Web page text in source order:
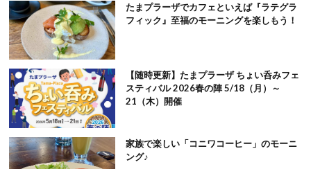
たまプラーザでカフェといえば『ラテグラ
フィック』至福のモーニングを楽しもう！
【随時更新】たまプラーザ ちょい呑みフェ
スティバル 2026春の陣 5/18（月）～
21（木）開催
家族で楽しい「コニワコーヒー」のモーニ
ング♪